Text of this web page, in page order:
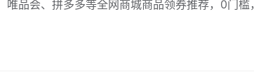
唯品会、拼多多等全网商城商品领券推荐，0门槛